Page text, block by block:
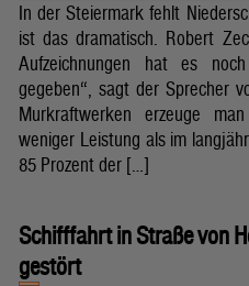
In der Steiermark fehlt
ist das dramatisch. Robert
Aufzeichnungen hat es
gegeben“, sagt der Sprecher
Murkraftwerken erzeuge
weniger Leistung als im
85 Prozent der […]
Schifffahrt in Straße von
gestört